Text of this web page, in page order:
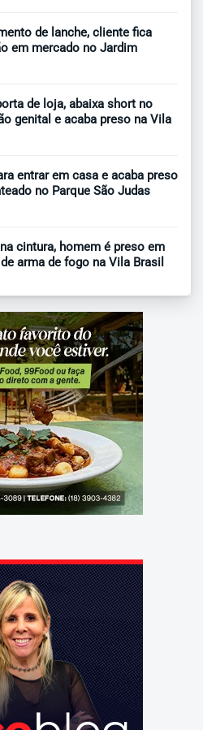
de lanche, cliente fica
em mercado no Jardim
de loja, abaixa short no
genital e acaba preso na Vila
entrar em casa e acaba preso
no Parque São Judas
cintura, homem é preso em
arma de fogo na Vila Brasil